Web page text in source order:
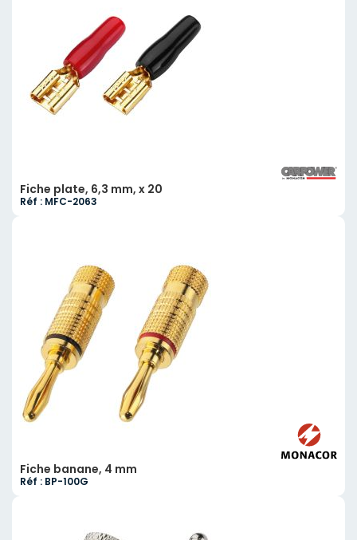
Fiche plate, 6,3 mm, x 20
Réf : MFC-2063
Fiche banane, 4 mm
Réf : BP-100G